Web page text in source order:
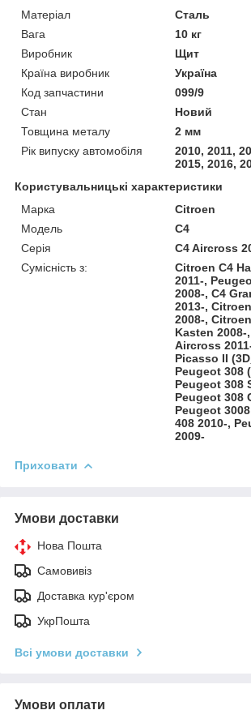
Матеріал
Сталь
Вага
10 кг
Виробник
Щит
Країна виробник
Україна
Код запчастини
099/9
Стан
Новий
Товщина металу
2 мм
Рік випуску автомобіля
2010, 2011,
2015, 2016,
Користувальницькі характеристики
Марка
Citroen
Модель
C4
Серія
C4 Aircross
Сумісність з:
Citroen C4
2011-,
2008-, C4
2013-,
2008-,
Kasten 2008-
Aircross
Picasso II
Peugeot 308
Peugeot 308
Peugeot 308
Peugeot
408 2010-,
2009-
Приховати
Умови доставки
Нова Пошта
Самовивіз
Доставка кур'єром
УкрПошта
Всі умови доставки
Умови оплати